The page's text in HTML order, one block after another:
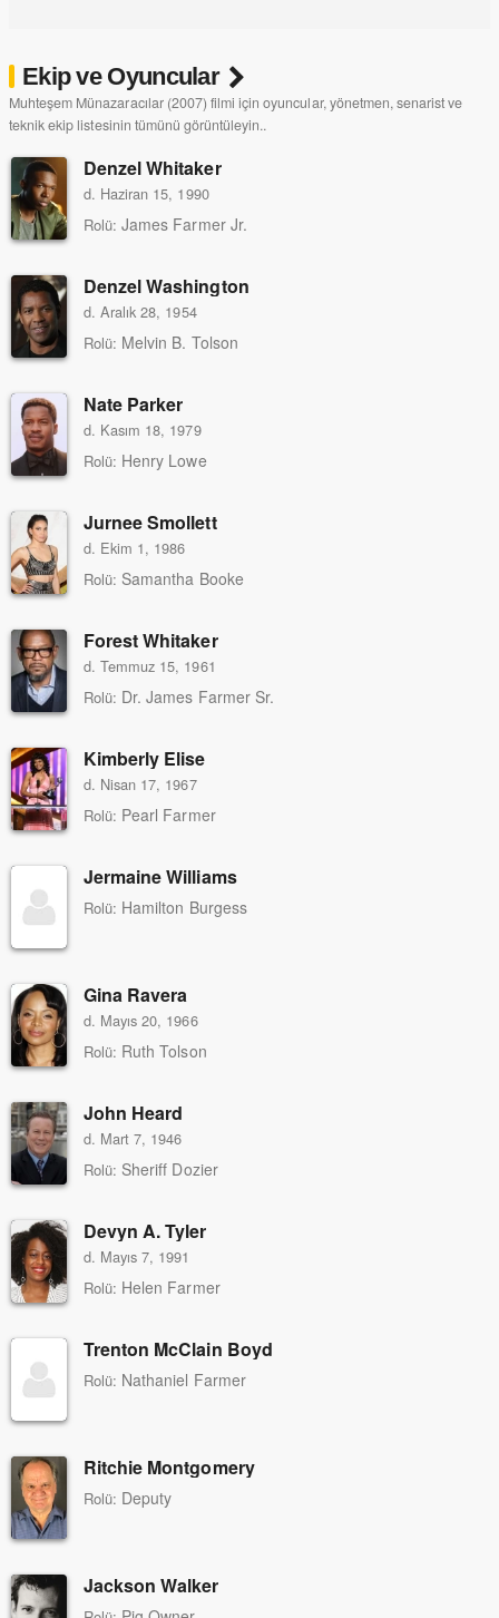
Ekip ve Oyuncular
Muhteşem Münazaracılar (2007) filmi için oyuncular, yönetmen, senarist ve
teknik ekip listesinin tümünü görüntüleyin..
Denzel Whitaker
d. Haziran 15, 1990
Rolü: James Farmer Jr.
Denzel Washington
d. Aralık 28, 1954
Rolü: Melvin B. Tolson
Nate Parker
d. Kasım 18, 1979
Rolü: Henry Lowe
Jurnee Smollett
d. Ekim 1, 1986
Rolü: Samantha Booke
Forest Whitaker
d. Temmuz 15, 1961
Rolü: Dr. James Farmer Sr.
Kimberly Elise
d. Nisan 17, 1967
Rolü: Pearl Farmer
Jermaine Williams
Rolü: Hamilton Burgess
Gina Ravera
d. Mayıs 20, 1966
Rolü: Ruth Tolson
John Heard
d. Mart 7, 1946
Rolü: Sheriff Dozier
Devyn A. Tyler
d. Mayıs 7, 1991
Rolü: Helen Farmer
Trenton McClain Boyd
Rolü: Nathaniel Farmer
Ritchie Montgomery
Rolü: Deputy
Jackson Walker